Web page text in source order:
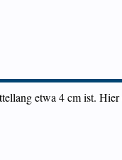
etwa 4 cm ist.